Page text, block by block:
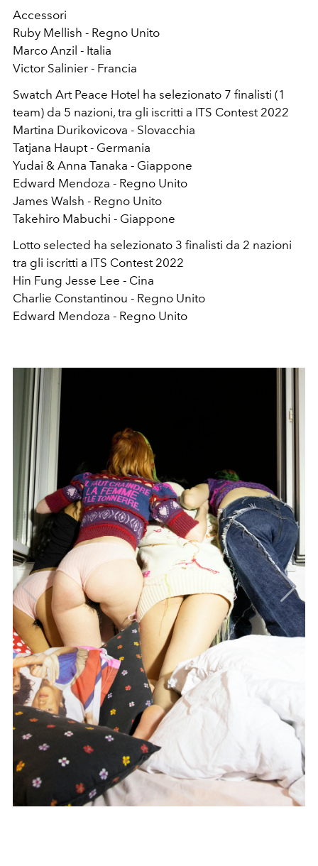
Accessori
Ruby Mellish - Regno Unito
Marco Anzil - Italia
Victor Salinier - Francia
Swatch Art Peace Hotel ha selezionato 7 finalisti (1
team) da 5 nazioni, tra gli iscritti a ITS Contest 2022
Martina Durikovicova - Slovacchia
Tatjana Haupt - Germania
Yudai & Anna Tanaka - Giappone
Edward Mendoza - Regno Unito
James Walsh - Regno Unito
Takehiro Mabuchi - Giappone
Lotto selected ha selezionato 3 finalisti da 2 nazioni
tra gli iscritti a ITS Contest 2022
Hin Fung Jesse Lee - Cina
Charlie Constantinou - Regno Unito
Edward Mendoza - Regno Unito